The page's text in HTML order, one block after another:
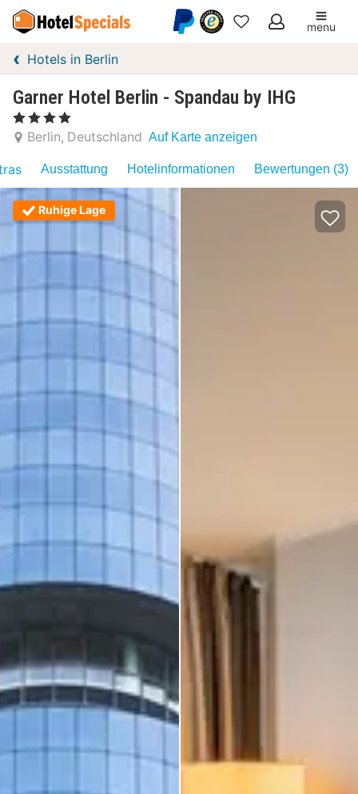
Meine
menu
Hotels in Berlin
Garner Hotel Berlin - Spandau by IHG
, 4 Sterne
Berlin Deutschland Auf Karte anzeigen
Ausstattung Hotelinformationen Bewertungen (3)
Ruhige Lage